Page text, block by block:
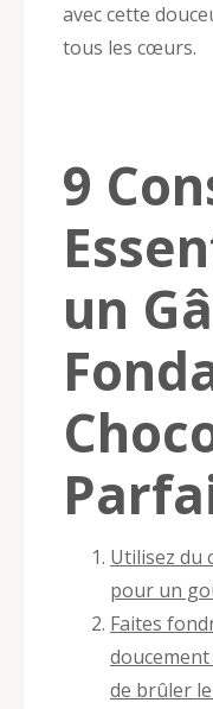
avec cette
tous les cœurs.
9
un
Utilisez du
pour un
Faites
de brûler